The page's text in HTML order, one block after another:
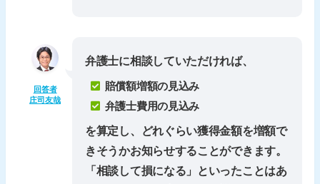
回答者
庄司友哉
弁護士に相談していただければ、
賠償額増額の見込み
弁護士費用の見込み
を算定し、どれぐらい獲得金額を増額で
きそうかお知らせすることができます。
「相談して損になる」といったことはあ